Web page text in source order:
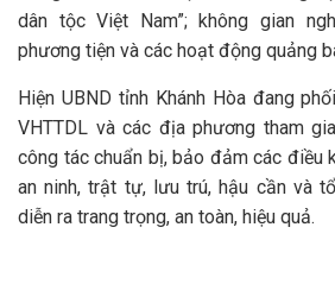
dân tộc Việt Nam”; không gian
phương tiện và các hoạt động quảng
Hiện UBND tỉnh Khánh Hòa đang
VHTTDL và các địa phương tham
công tác chuẩn bị, bảo đảm các điều
an ninh, trật tự, lưu trú, hậu cần và
diễn ra trang trọng, an toàn, hiệu quả.